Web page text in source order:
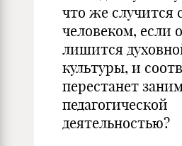
что же случится
человеком, если
лишится
культуры, и
перестанет
педагогической
деятельностью?